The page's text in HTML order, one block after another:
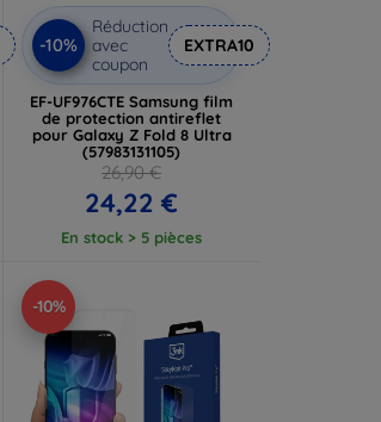
-10%
Réduction
avec
coupon
EXTRA10
EF-UF976CTE Samsung film
de protection antireflet
pour Galaxy Z Fold 8 Ultra
(57983131105)
26,90 €
24,22 €
En stock > 5 pièces
-10%